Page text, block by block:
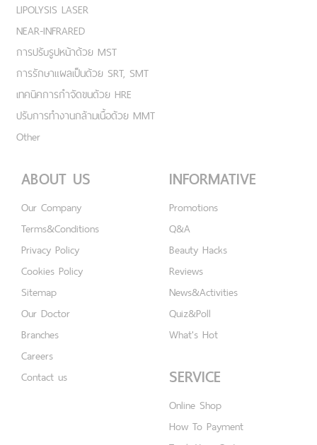
LIPOLYSIS LASER
NEAR-INFRARED
การปรับรูปหน้าด้วย MST
การรักษาแผลเป็นด้วย SRT, SMT
เทคนิคการกำจัดขนด้วย HRE
ปรับการทำงานกล้ามเนื้อด้วย MMT
Other
ABOUT US
Our Company
Terms&Conditions
Privacy Policy
Cookies Policy
Sitemap
Our Doctor
Branches
Careers
Contact us
INFORMATIVE
Promotions
Q&A
Beauty Hacks
Reviews
News&Activities
Quiz&Poll
What's Hot
SERVICE
Online Shop
How To Payment